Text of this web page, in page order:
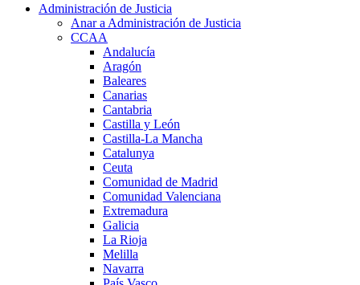
Administración de Justicia
Anar a Administración de Justicia
CCAA
Andalucía
Aragón
Baleares
Canarias
Cantabria
Castilla y León
Castilla-La Mancha
Catalunya
Ceuta
Comunidad de Madrid
Comunidad Valenciana
Extremadura
Galicia
La Rioja
Melilla
Navarra